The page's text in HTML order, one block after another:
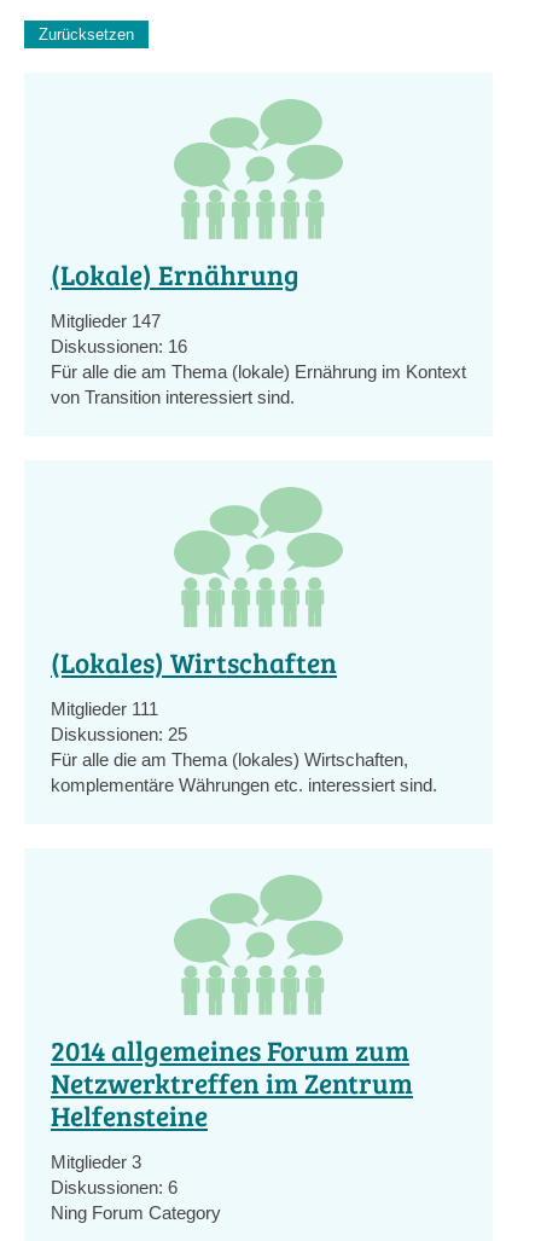
(Lokale) Ernährung
Mitglieder 147
Diskussionen: 16
Für alle die am Thema (lokale) Ernährung im Kontext
von Transition interessiert sind.
(Lokales) Wirtschaften
Mitglieder 111
Diskussionen: 25
Für alle die am Thema (lokales) Wirtschaften,
komplementäre Währungen etc. interessiert sind.
2014 allgemeines Forum zum
Netzwerktreffen im Zentrum
Helfensteine
Mitglieder 3
Diskussionen: 6
Ning Forum Category